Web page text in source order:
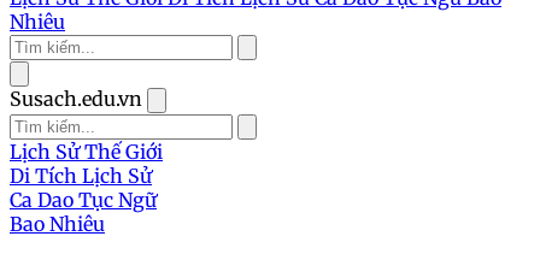
Nhiêu
Susach.edu.vn
Lịch Sử Thế Giới
Di Tích Lịch Sử
Ca Dao Tục Ngữ
Bao Nhiêu